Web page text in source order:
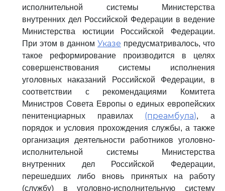
исполнительной системы Министерства
внутренних дел Российской Федерации в ведение
Министерства юстиции Российской Федерации.
При этом в данном Указе предусматривалось, что
такое реформирование производится в целях
совершенствования системы исполнения
уголовных наказаний Российской Федерации, в
соответствии с рекомендациями Комитета
Министров Совета Европы о единых европейских
пенитенциарных правилах (преамбула), а
порядок и условия прохождения службы, а также
организация деятельности работников уголовно-
исполнительной системы Министерства
внутренних дел Российской Федерации,
перешедших либо вновь принятых на работу
(службу) в уголовно-исполнительную систему